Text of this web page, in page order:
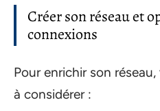
Créer son réseau et
connexions
Pour enrichir son
à considérer :